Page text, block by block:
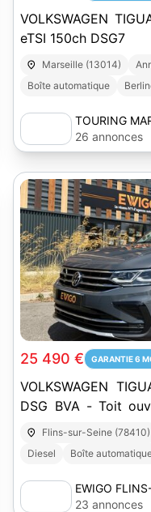
VOLKSWAGEN
eTSI 150ch DSG7
Marseille (13014)
Boîte automatique
TOURING
26 annonces
25 490 € GARANTIE 6
VOLKSWAGEN
DSG BVA - Toit
caméra recul-
Flins-sur-Seine (78410)
Diesel
Boîte
EWIGO
23 annonces